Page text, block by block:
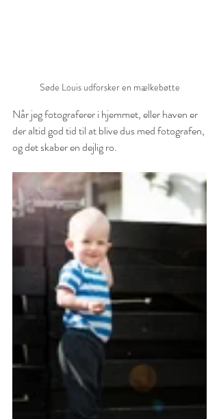
Søde Louis udforsker en mælkebøtte
Når jeg fotograferer i hjemmet, eller haven er
der altid god tid til at blive dus med fotografen,
og det skaber en dejlig ro.